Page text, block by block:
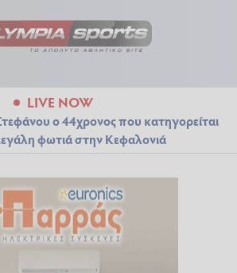
LIVE NOW
ο 44χρονος που κατηγορείται
φωτιά στην Κεφαλονιά